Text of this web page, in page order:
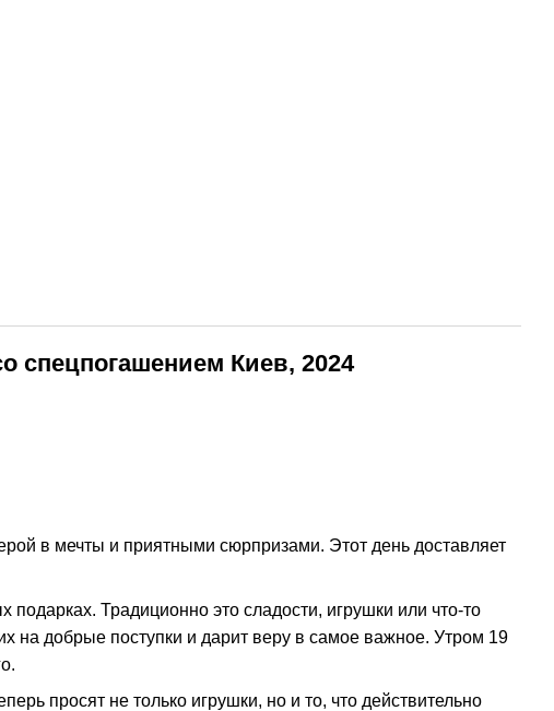
спецпогашением Киев, 2024
в мечты и приятными сюрпризами. Этот день доставляет
Традиционно это сладости, игрушки или что-то
на добрые поступки и дарит веру в самое важное. Утром 19
просят не только игрушки, но и то, что действительно